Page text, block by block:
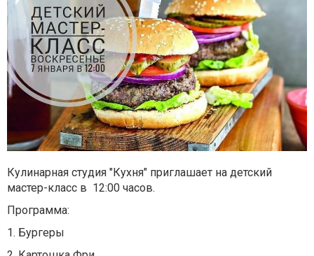
Кулинарная студия "Кухня" приглашает на детский
мастер-класс в 12:00 часов.
Программа:
1. Бургеры